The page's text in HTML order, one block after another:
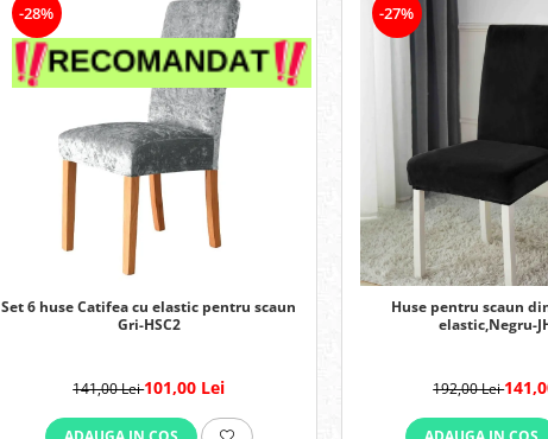
-28%
Set 6 huse Catifea cu elastic pentru scaun
Gri-HSC2
141,00 Lei101,00 Lei
-27%
Huse pentru scaun
elastic,Negru-
192,00 Lei